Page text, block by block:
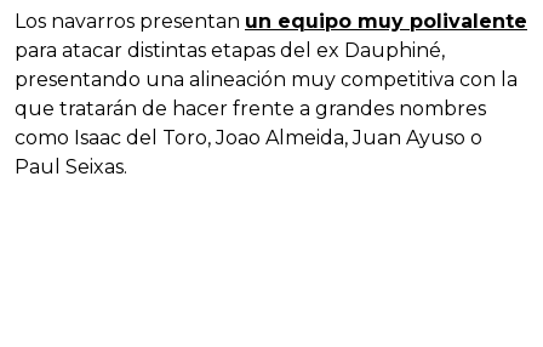
Los navarros presentan un equipo muy polivalente
para atacar distintas etapas del ex Dauphiné,
presentando una alineación muy competitiva con la
que tratarán de hacer frente a grandes nombres
como Isaac del Toro, Joao Almeida, Juan Ayuso o
Paul Seixas.